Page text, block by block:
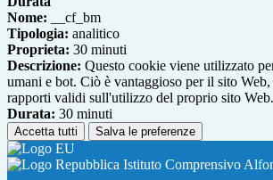
Nome: __cf_bm
Tipologia: analitico
Proprieta: 30 minuti
Descrizione: Questo cookie viene utilizzato
umani e bot. Ciò è vantaggioso per il sito
rapporti validi sull'utilizzo del proprio sito Web.
Durata: 30 minuti
Accetta tutti Salva le preferenze
Istituto Comprensivo